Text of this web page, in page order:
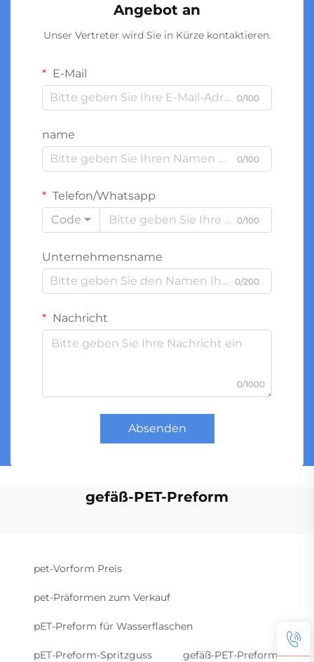
Angebot an
Unser Vertreter wird Sie in Kürze kontaktieren.
E-Mail
0/100
name
0/100
Telefon/Whatsapp
Code
0/100
Unternehmensname
0/200
Nachricht
0/1000
Absenden
gefäß-PET-Preform
pet-Vorform Preis
pet-Präformen zum Verkauf
pET-Preform für Wasserflaschen
pET-Preform-Spritzguss gefäß-PET-Preform